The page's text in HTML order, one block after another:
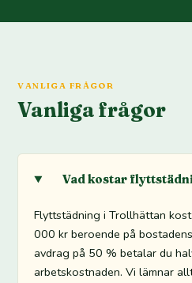
VANLIGA FRÅGOR
Vanliga frågor
Vad kostar
Flyttstädning i Trollhättan
000 kr beroende på
avdrag på 50 % betalar du
arbetskostnaden. Vi lämnar